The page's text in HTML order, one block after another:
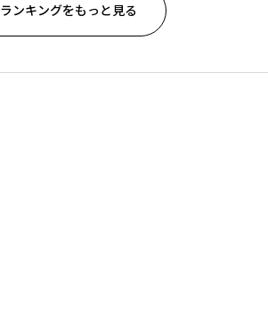
ランキングをもっと見る